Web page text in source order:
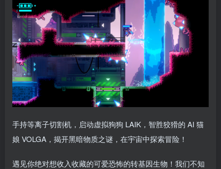
手持等离子切割机，启动虚拟狗狗 LAIK，智胜狡猾的 AI 猫
娘 VOLGA，揭开黑暗物质之谜，在宇宙中探索冒险！
遇见你绝对想收入收藏的可爱恐怖的转基因生物！我们不知